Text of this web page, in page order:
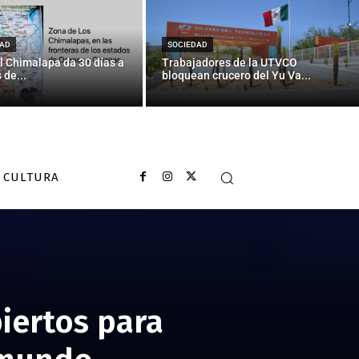
Chimalapa da 30 días a
de...
SOCIEDAD
Trabajadores de la UTVCO
bloquean crucero del Yu Va...
CULTURA
para